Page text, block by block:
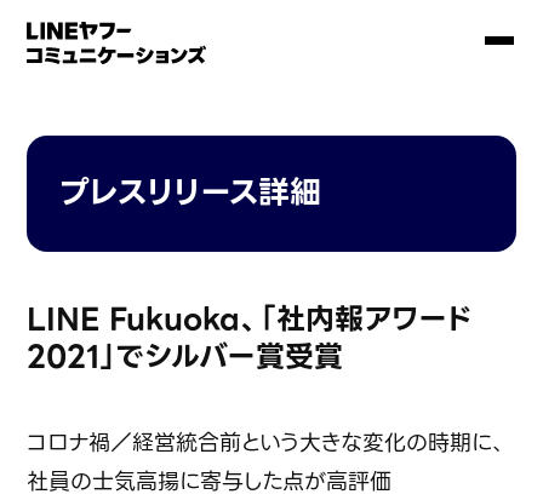
プレスリリース詳細
LINE Fukuoka、「社内報アワード
2021」でシルバー賞受賞
コロナ禍／経営統合前という大きな変化の時期に、
社員の士気高揚に寄与した点が高評価